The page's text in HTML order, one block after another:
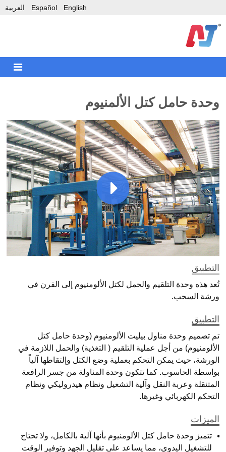
English
Español العربية
وحدة حامل كتل الألمنيوم
التطبيق
تُعد هذه وحدة التلقيم والحمل لكتل الألومنيوم إلى الفرن في
ورشة السحب.
التطبيق
تم تصميم وحدة مناول بيليت الألومنيوم (وحدة حامل كتل
الألومنيوم) من أجل عملية التلقيم ( التغذية) والحمل اللازمة في
الورشة، حيث يمكن التحكم بعملية وضع الكتل وإلتقاطها آلياً
بواسطة الحاسوب. كما تتكون وحدة المناولة من جسر الرافعة
المتنقلة وعربة النقل وآلية التشغيل ونظام هيدروليكي ونظام
التحكم الكهربائي وغيرها.
الميزات
تتميز وحدة حامل كتل الألومنيوم بأنها آلية بالكامل، ولا تحتاج
للتشغيل اليدوي، مما يساعد على تقليل الجهد وتوفير الوقت